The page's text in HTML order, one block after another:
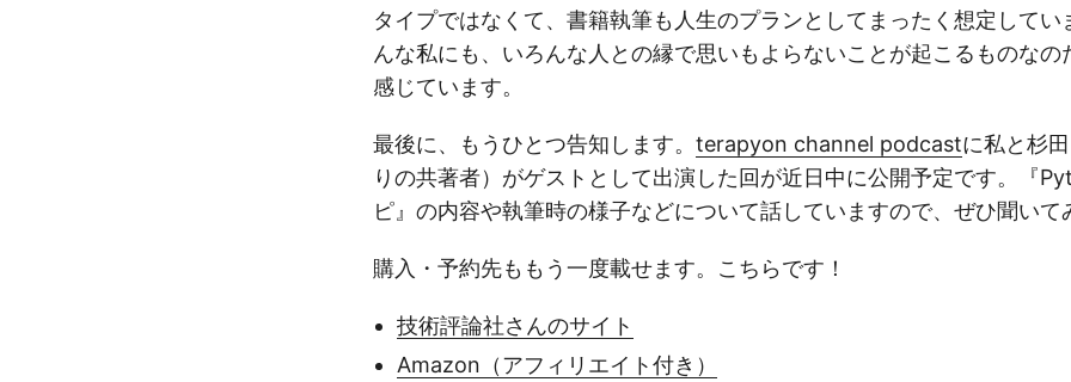
タイプではなくて、書籍執筆も人生のプランとしてまったく想定してい
んな私にも、いろんな人との縁で思いもよらないことが起こるものなの
感じています。
最後に、もうひとつ告知します。 terapyon channel podcastに私と杉
りの共著者）がゲストとして出演した回が近日中に公開予定です。『
ピ』の内容や執筆時の様子などについて話していますので、ぜひ聞いて
購入・予約先ももう一度載せます。こちらです！
技術評論社さんのサイト
Amazon（アフィリエイト付き）